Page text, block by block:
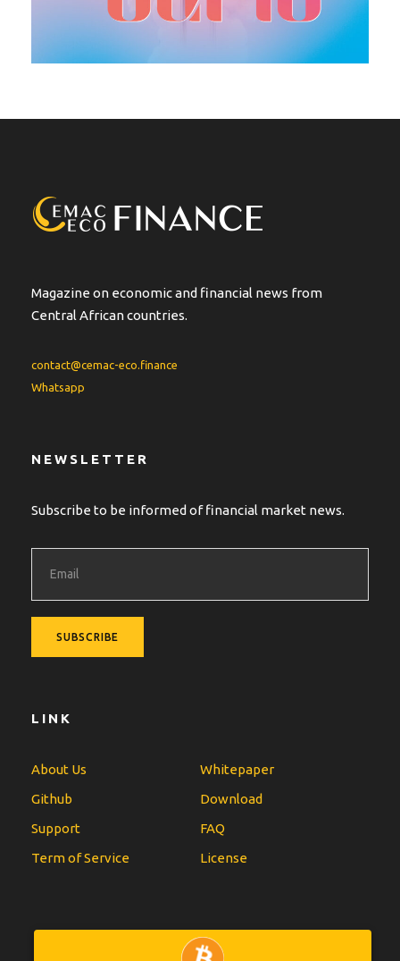
Magazine on economic and financial news from
Central African countries.
contact@cemac-eco.finance
Whatsapp
NEWSLETTER
Subscribe to be informed of financial market news.
LINK
About Us
Whitepaper
Github
Download
Support
FAQ
Term of Service
License